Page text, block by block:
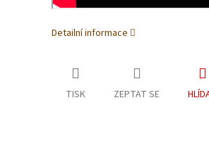
Detailní informace
TISK ZEPTAT SE